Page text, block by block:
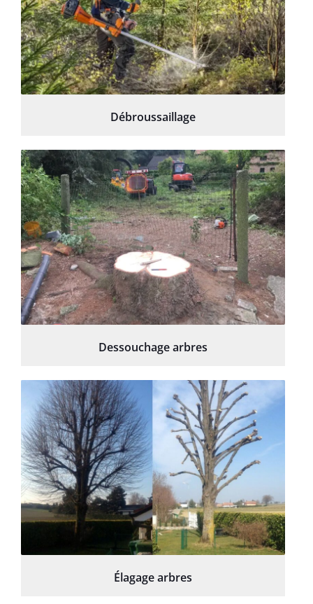
Débroussaillage
Dessouchage arbres
Élagage arbres